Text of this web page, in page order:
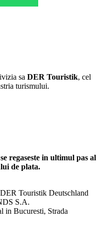
sa DER Touristik, cel
turismului.
regaseste in ultimul pas al
de plata.
Touristik Deutschland
S.A.
Bucuresti, Strada